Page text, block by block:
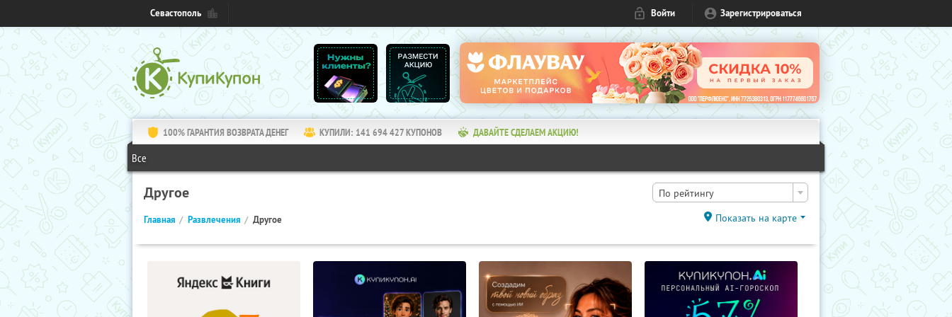
Севастополь Войти Зарегистрироваться
100% ГАРАНТИЯ ВОЗВРАТА ДЕНЕГ КУПИЛИ: 141 694 427КУПОНОВ ДАВАЙТЕ СДЕЛАЕМ АКЦИЮ!
Все
Другое По рейтингу
Главная Развлечения Другое Показать на карте